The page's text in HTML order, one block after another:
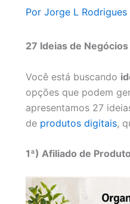
Por Jorge L Rodrigues
27 Ideias de
Você está buscando
opções que podem
apresentamos 27
de produtos digitais,
1ª) Afiliado de